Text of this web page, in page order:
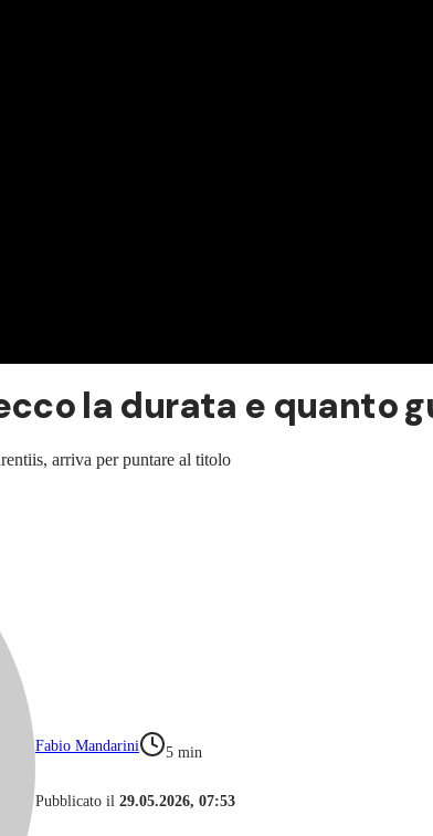
la durata e quanto
arriva per puntare al titolo
Fabio Mandarini 5 min
Pubblicato il 29.05.2026, 07:53